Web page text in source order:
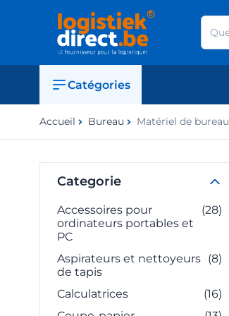
Catégories
Accueil Bureau Matériel de bureau
Categorie
Accessoires pour
ordinateurs portables et
PC
(28)
Aspirateurs et nettoyeurs
de tapis
(8)
Calculatrices
(16)